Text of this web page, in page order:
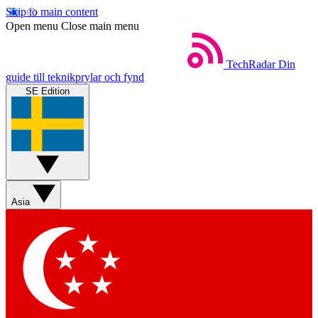
Skip to main content
Open menu Close main menu
TechRadar Din
guide till teknikprylar och fynd
SE Edition
Asia